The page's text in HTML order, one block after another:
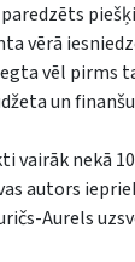
vērā
vēl
un
vairāk nekā
autors
Aurels